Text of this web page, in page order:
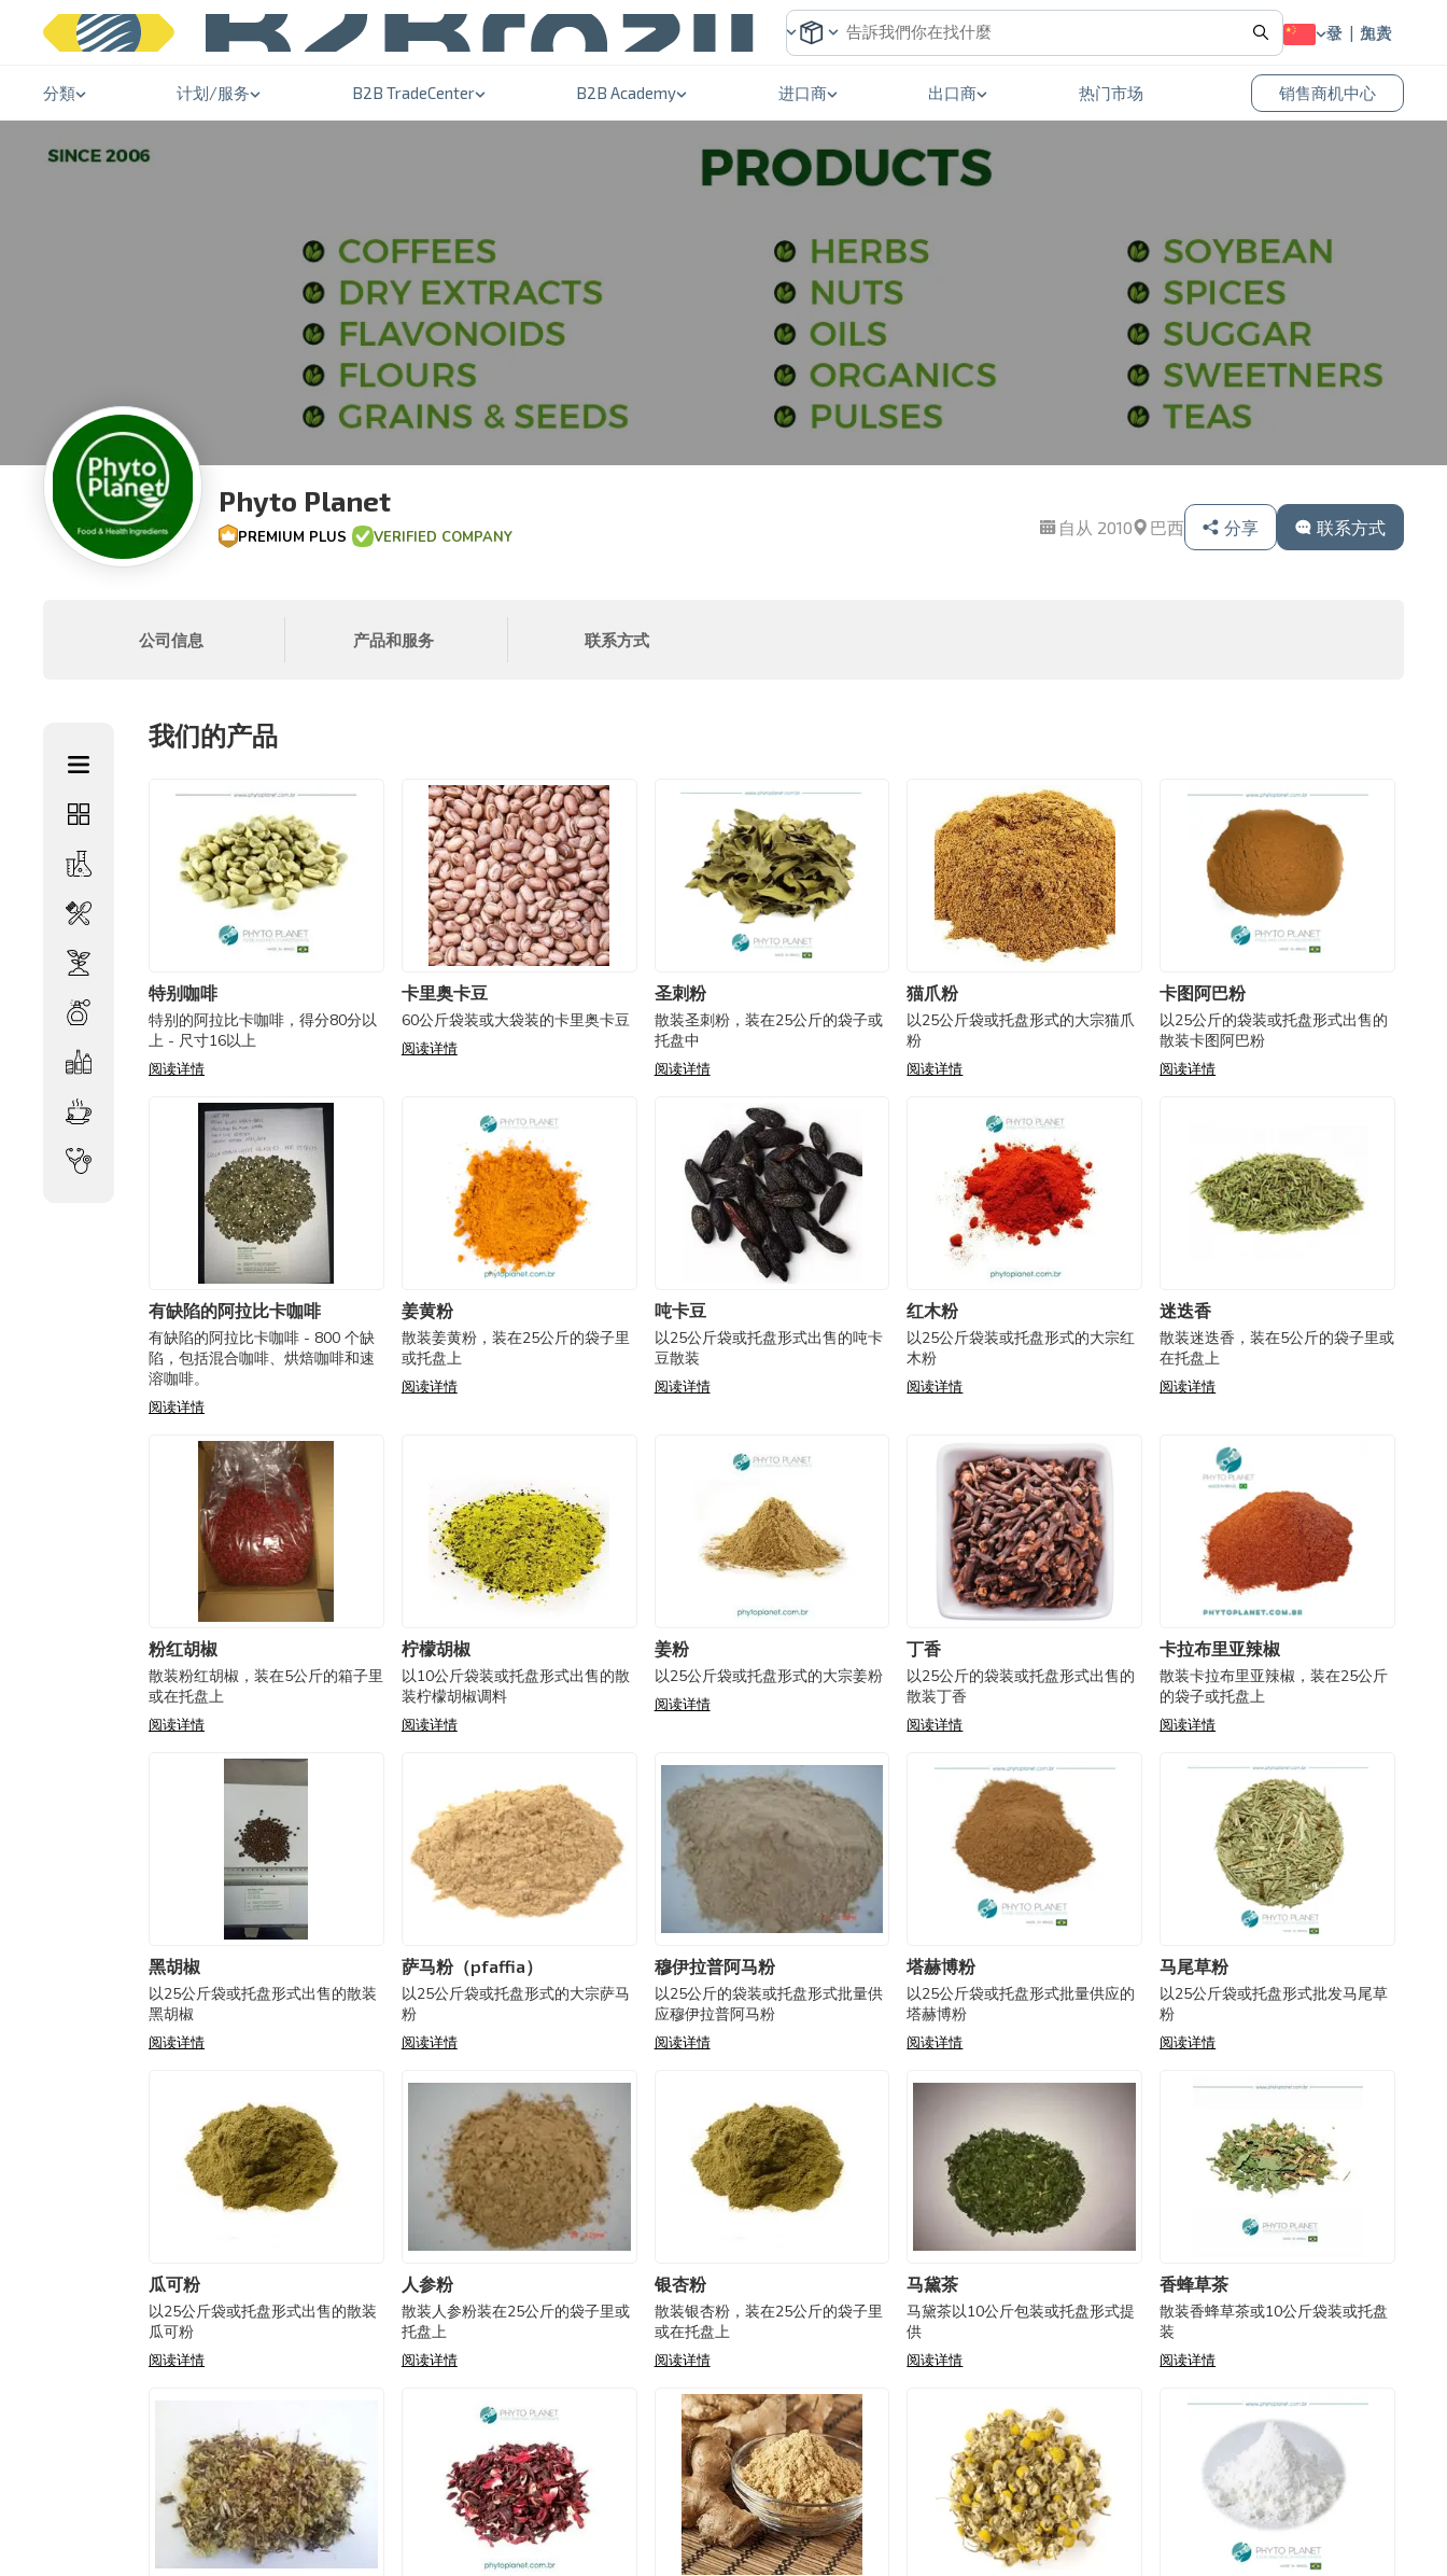
登录 免费加入
分類 计划/服务 B2B TradeCenter B2B Academy 进口商 出口商 热门市场 销售商机中心
Phyto Planet
PREMIUM PLUS VERIFIED COMPANY
自从 2010 巴西 分享 联系方式
公司信息 产品和服务 联系方式
我们的产品
特别咖啡
特别的阿拉比卡咖啡，得分80分以
上 - 尺寸16以上
阅读详情
卡里奥卡豆
60公斤袋装或大袋装的卡里奥卡豆
阅读详情
圣刺粉
散装圣刺粉，装在25公斤的袋子或
托盘中
阅读详情
猫爪粉
以25公斤袋或托盘形式的大宗猫爪
粉
阅读详情
卡图阿巴粉
以25公斤的袋装或托盘形式出售的
散装卡图阿巴粉
阅读详情
有缺陷的阿拉比卡咖啡
有缺陷的阿拉比卡咖啡 - 800 个缺
陷，包括混合咖啡、烘焙咖啡和速
溶咖啡。
阅读详情
姜黄粉
散装姜黄粉，装在25公斤的袋子里
或托盘上
阅读详情
吨卡豆
以25公斤袋或托盘形式出售的吨卡
豆散装
阅读详情
红木粉
以25公斤袋装或托盘形式的大宗红
木粉
阅读详情
迷迭香
散装迷迭香，装在5公斤的袋子里或
在托盘上
阅读详情
粉红胡椒
散装粉红胡椒，装在5公斤的箱子里
或在托盘上
阅读详情
柠檬胡椒
以10公斤袋装或托盘形式出售的散
装柠檬胡椒调料
阅读详情
姜粉
以25公斤袋或托盘形式的大宗姜粉
阅读详情
丁香
以25公斤的袋装或托盘形式出售的
散装丁香
阅读详情
卡拉布里亚辣椒
散装卡拉布里亚辣椒，装在25公斤
的袋子或托盘上
阅读详情
黑胡椒
以25公斤袋或托盘形式出售的散装
黑胡椒
阅读详情
萨马粉（pfaffia）
以25公斤袋或托盘形式的大宗萨马
粉
阅读详情
穆伊拉普阿马粉
以25公斤的袋装或托盘形式批量供
应穆伊拉普阿马粉
阅读详情
塔赫博粉
以25公斤袋或托盘形式批量供应的
塔赫博粉
阅读详情
马尾草粉
以25公斤袋或托盘形式批发马尾草
粉
阅读详情
瓜可粉
以25公斤袋或托盘形式出售的散装
瓜可粉
阅读详情
人参粉
散装人参粉装在25公斤的袋子里或
托盘上
阅读详情
银杏粉
散装银杏粉，装在25公斤的袋子里
或在托盘上
阅读详情
马黛茶
马黛茶以10公斤包装或托盘形式提
供
阅读详情
香蜂草茶
散装香蜂草茶或10公斤袋装或托盘
装
阅读详情